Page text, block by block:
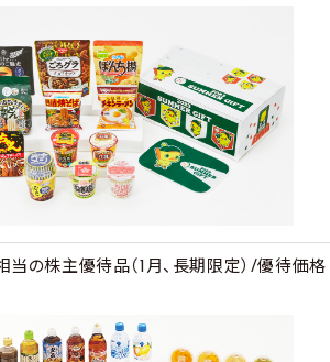
の株主優待品（1月、長期限定）/優待価格